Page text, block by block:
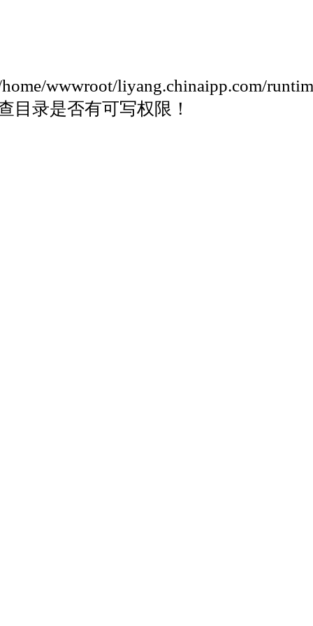
wwwroot/liyang.chinaipp.com/
目录是否有可写权限！